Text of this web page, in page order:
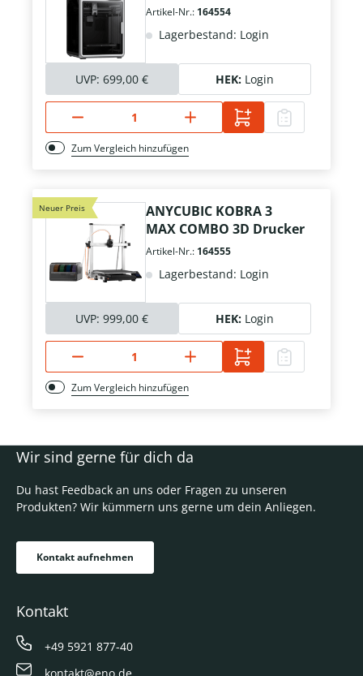
Artikel-Nr.: 164554
Lagerbestand: Login
UVP: 699,00 € HEK: Login
Zum Vergleich hinzufügen
Neuer Preis
ANYCUBIC KOBRA 3
MAX COMBO 3D Drucker
Artikel-Nr.: 164555
Lagerbestand: Login
UVP: 999,00 € HEK: Login
Zum Vergleich hinzufügen
Wir sind gerne für dich da
Du hast Feedback an uns oder Fragen zu unseren
Produkten? Wir kümmern uns gerne um dein Anliegen.
Kontakt aufnehmen
Kontakt
+49 5921 877-40
kontakt@eno.de